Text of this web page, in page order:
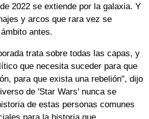
2022 se extiende por la galaxia. Y
y arcos que rara vez se
antes.
trata sobre todas las capas, y
que necesita suceder para que
para que exista una rebelión", dijo
de 'Star Wars' nunca se
de estas personas comunes